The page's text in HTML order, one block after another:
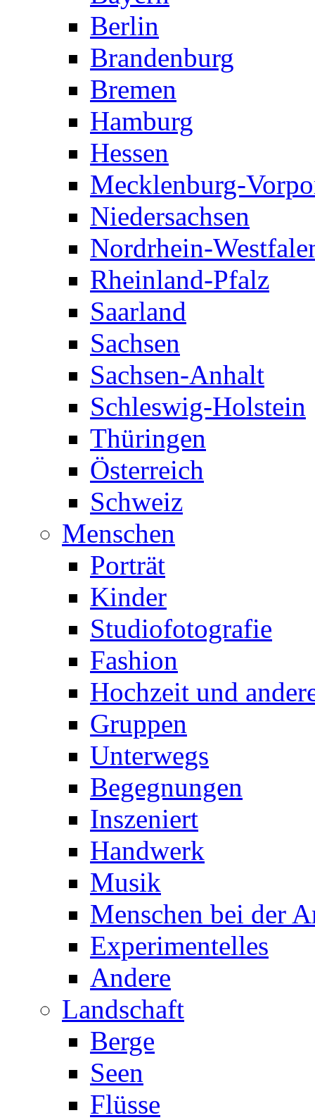
Berlin
Brandenburg
Bremen
Hamburg
Hessen
Mecklenburg-
Niedersachsen
Nordrhein-
Rheinland-Pfalz
Saarland
Sachsen
Sachsen-Anhalt
Schleswig-Holstein
Thüringen
Österreich
Schweiz
Menschen
Porträt
Kinder
Studiofotografie
Fashion
Hochzeit und
Gruppen
Unterwegs
Begegnungen
Inszeniert
Handwerk
Musik
Menschen bei der
Experimentelles
Andere
Landschaft
Berge
Seen
Flüsse